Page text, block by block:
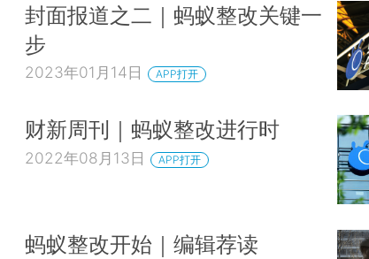
封面报道之二｜蚂蚁整改关键一
步
2023年01月14日 APP打开
财新周刊｜蚂蚁整改进行时
2022年08月13日 APP打开
蚂蚁整改开始｜编辑荐读